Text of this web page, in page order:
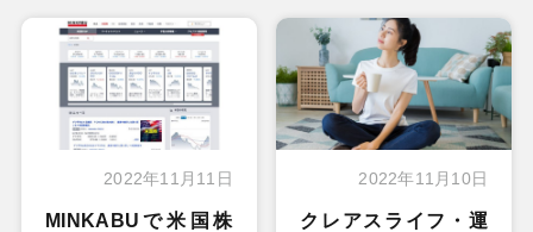
2022年11月11日
MINKABUで米国株
2022年11月10日
クレアスライフ・運